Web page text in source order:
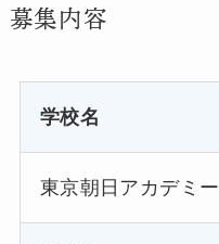
募集内容
学校名
東京朝日アカデミー